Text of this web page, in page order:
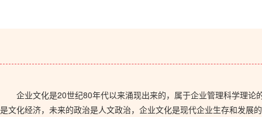
企业文化是20世纪80年代以来涌现出来的，属于企业管理科学理
是文化经济，未来的政治是人文政治，企业文化是现代企业生存和发展